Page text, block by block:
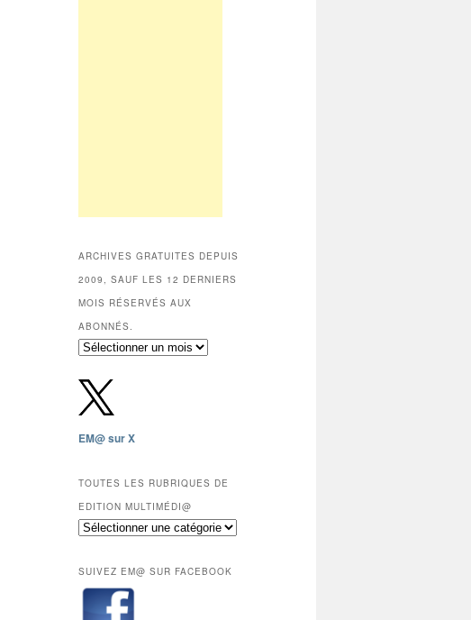
ARCHIVES GRATUITES DEPUIS
2009, SAUF LES 12 DERNIERS
MOIS RÉSERVÉS AUX
ABONNÉS.
Archives
depuis
2009,
sauf
les
mois
réservés
aux
abonnés.
EM@ sur X
TOUTES LES RUBRIQUES DE
EDITION MULTIMÉDI@
Toutes
de
Edition
Multimédi@
SUIVEZ EM@ SUR FACEBOOK